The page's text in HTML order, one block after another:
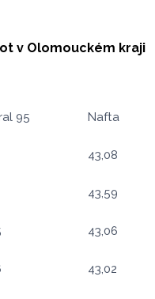
v Olomouckém kraji
95 Nafta
43,08
43,59
43,06
43,02